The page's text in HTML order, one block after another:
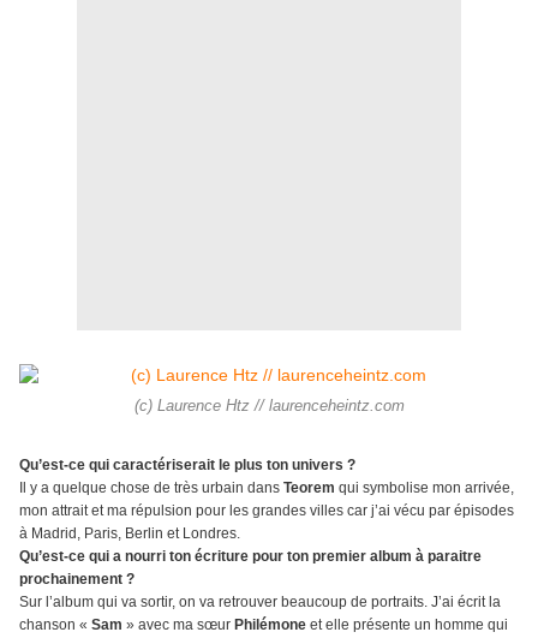
(c) Laurence Htz // laurenceheintz.com
Qu’est-ce qui caractériserait le plus ton univers ?
Il y a quelque chose de très urbain dans Teorem qui symbolise mon arrivée,
mon attrait et ma répulsion pour les grandes villes car j’ai vécu par épisodes
à Madrid, Paris, Berlin et Londres.
Qu’est-ce qui a nourri ton écriture pour ton premier album à paraitre
prochainement ?
Sur l’album qui va sortir, on va retrouver beaucoup de portraits. J’ai écrit la
chanson « Sam » avec ma sœur Philémone et elle présente un homme qui